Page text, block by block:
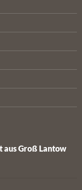
aus Groß Lantow